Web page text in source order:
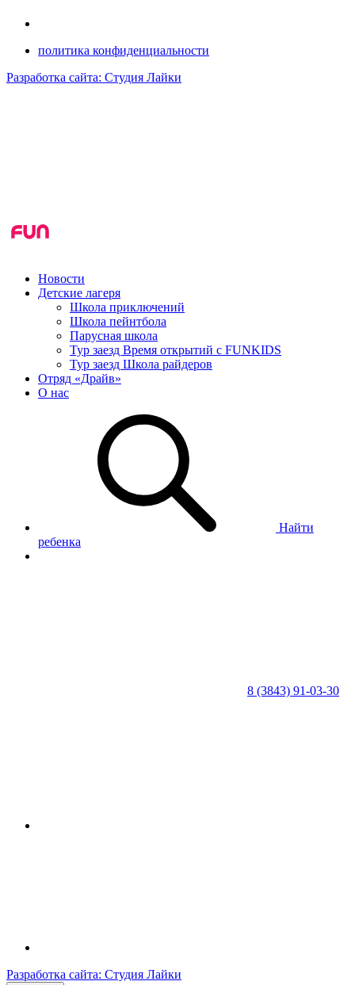
политика конфиденциальности
Разработка сайта: Студия Лайки
Новости
Детские лагеря
Школа приключений
Школа пейнтбола
Парусная школа
Тур заезд Время открытий с FUNKIDS
Тур заезд Школа райдеров
Отряд «Драйв»
О нас
Найти
ребенка
8 (3843) 91-03-30
Разработка сайта: Студия Лайки